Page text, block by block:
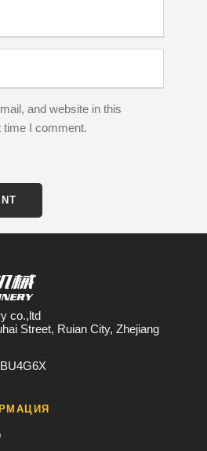
and website in this
time I comment.
co.,ltd
Street, Ruian City, Zhejiang